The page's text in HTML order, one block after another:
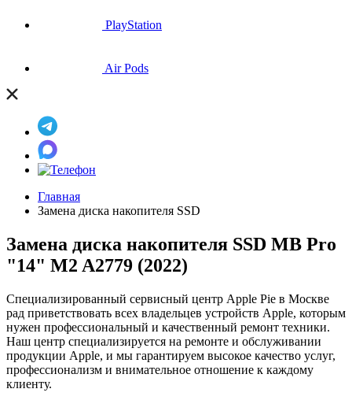
PlayStation
Air Pods
Главная
Замена диска накопителя SSD
Замена диска накопителя SSD MB Pro
"14" M2 A2779 (2022)
Специализированный сервисный центр Apple Pie в Москве
рад приветствовать всех владельцев устройств Apple, которым
нужен профессиональный и качественный ремонт техники.
Наш центр специализируется на ремонте и обслуживании
продукции Apple, и мы гарантируем высокое качество услуг,
профессионализм и внимательное отношение к каждому
клиенту.